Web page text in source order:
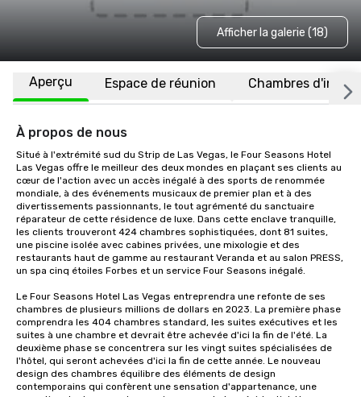
Afficher la galerie (18)
Aperçu Espace de réunion Chambres
À propos de nous
Situé à l'extrémité sud du Strip de Las Vegas, le Four Seasons Hotel
Las Vegas offre le meilleur des deux mondes en plaçant ses clients au
cœur de l'action avec un accès inégalé à des sports de renommée
mondiale, à des événements musicaux de premier plan et à des
divertissements passionnants, le tout agrémenté du sanctuaire
réparateur de cette résidence de luxe. Dans cette enclave tranquille,
les clients trouveront 424 chambres sophistiquées, dont 81 suites,
une piscine isolée avec cabines privées, une mixologie et des
restaurants haut de gamme au restaurant Veranda et au salon PRESS,
un spa cinq étoiles Forbes et un service Four Seasons inégalé.
Le Four Seasons Hotel Las Vegas entreprendra une refonte de ses
chambres de plusieurs millions de dollars en 2023. La première phase
comprendra les 404 chambres standard, les suites exécutives et les
suites à une chambre et devrait être achevée d'ici la fin de l'été. La
deuxième phase se concentrera sur les vingt suites spécialisées de
l'hôtel, qui seront achevées d'ici la fin de cette année. Le nouveau
design des chambres équilibre des éléments de design
contemporains qui confèrent une sensation d'appartenance, une